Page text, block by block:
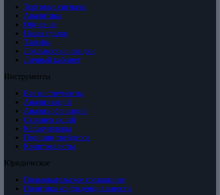
Торговые сигналы
Аналитика
Обучение
Наши сделки
Тарифы
Лояльность и скидки
Личный кабинет
Инструменты
Все инструменты
Анализ акций
Анализ облигаций
Скринер акций
Калькуляторы
Позиции трейдеров
Криптовалюты
Юридическое
Пользовательское соглашение
Политика конфиденциальности